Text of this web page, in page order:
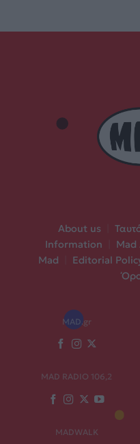
About us
Information
Mad
Mad
Editorial
MAD.gr
MAD RADIO 106,2
MADWALK